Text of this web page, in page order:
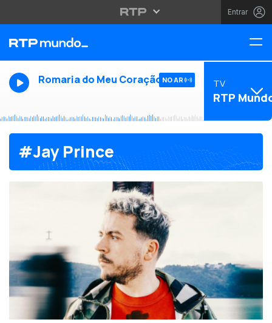
Entrar
Romaria do Meu Coração NO AR TV
RTP
#Jay Prince